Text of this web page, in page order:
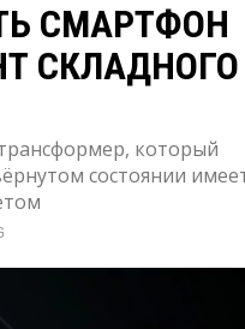
СМАРТФОН
СКЛАДНОГО
который
состоянии